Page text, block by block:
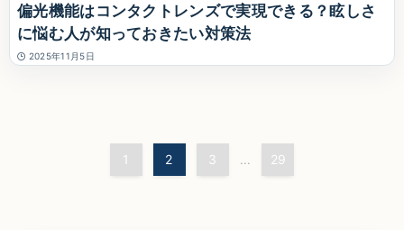
偏光機能はコンタクトレンズで実現できる？眩しさ
に悩む人が知っておきたい対策法
2025年11月5日
1 2 3 ... 29